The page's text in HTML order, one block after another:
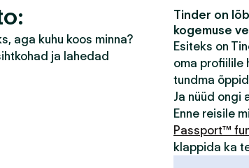
aga kuhu koos minna?
ja lahedad
Tinder on
kogemuse
Esiteks on
oma profiilile
tundma
Ja nüüd ongi
Enne reisile
Passport™
klappida ka